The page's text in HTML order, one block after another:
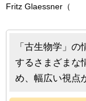
Fritz Glaessner（
「古生物学」
するさまざまな
め、幅広い視点